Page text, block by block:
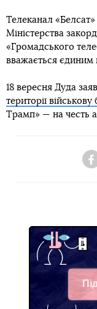
Телеканал
Міністерства
«Громадського
вважається єдиним
18 вересня Дуда
території
Трамп» — на честь